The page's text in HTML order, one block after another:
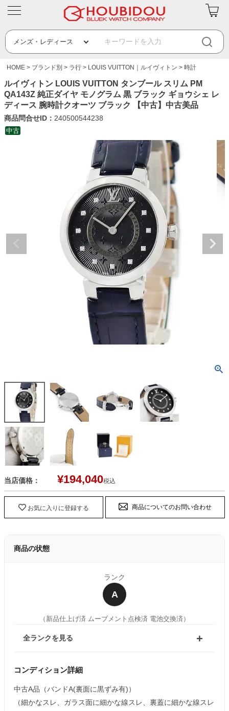
HOME ブランド別 ラ行 LOUIS VUITTON｜ルイヴィトン 時計
ルイヴィトン LOUIS VUITTON タンブール スリム PM
QA143Z 純正ダイヤ モノグラム 黒 ブラック ギョウシェ レ
ディース 腕時計クオーツ ブラック 【中古】中古美品
商品問合せID： 240500544238
中古
当店価格： ¥194,040税込
お気に入りに登録する 商品についてのお問い合わせ
商品の状態
ランク
A
（新品仕上げ済 ムーブメント点検済 電池交換済）
全ランクを見る
コンディション詳細
中古A品（バンドA(裏面に黒ずみ有)）
（細かなスレ、ガラス面に細かな線スレ、裏蓋に細かな線スレ